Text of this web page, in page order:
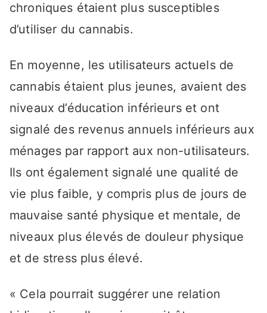
chroniques étaient plus susceptibles
d’utiliser du cannabis.
En moyenne, les utilisateurs actuels de
cannabis étaient plus jeunes, avaient des
niveaux d’éducation inférieurs et ont
signalé des revenus annuels inférieurs aux
ménages par rapport aux non-utilisateurs.
Ils ont également signalé une qualité de
vie plus faible, y compris plus de jours de
mauvaise santé physique et mentale, de
niveaux plus élevés de douleur physique
et de stress plus élevé.
« Cela pourrait suggérer une relation